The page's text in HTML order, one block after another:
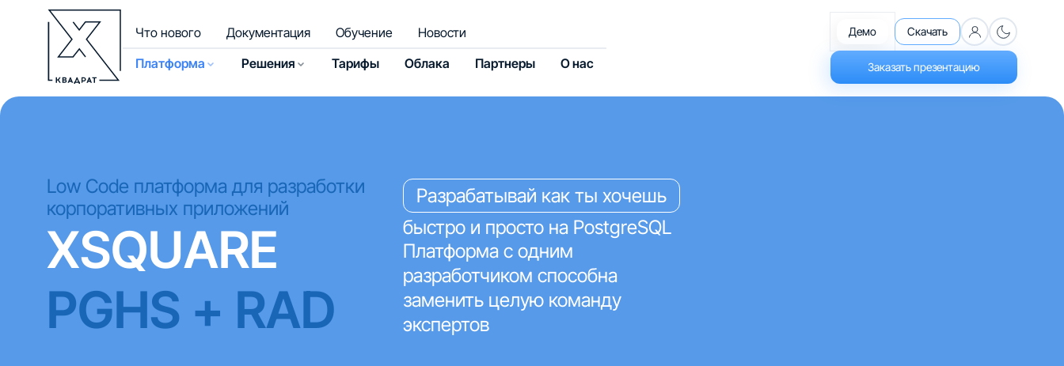
Что нового Документация Обучение
Новости
Платформа
Решения Тарифы Облака Партнеры О нас
Демо Скачать
Заказать презентацию
Low Code платформа для разработки
корпоративных приложений
XSQUARE
PGHS + RAD
Разрабатывай как ты хочешь
быстро и просто на PostgreSQL
Платформа с одним
разработчиком способна
заменить целую команду
экспертов